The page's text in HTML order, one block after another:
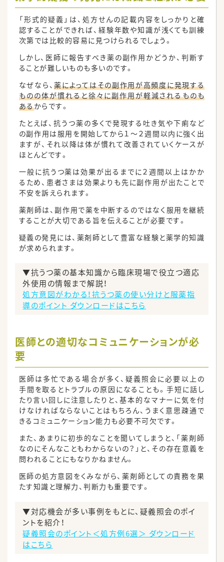
「形式的疑義」は、処方せんの記載内容をしっかりと確
認することができれば、経験年数や知識が浅くても訓練
次第では比較的容易に見つけられるでしょう。
しかし、医師に報告すべき薬の副作用かどうか、判断す
ることが難しいものも多いのです。
なぜなら、薬によってはその副作用が高頻度に発現する
ものの体が慣れると徐々に副作用が軽減されるものも
あるからです。
たとえば、抗うつ薬の多くで発現する吐き気や下痢など
の副作用は服用を開始してから１〜２週間以内に強く出
ますが、それ以降は体が慣れて改善されていくケースが
ほとんどです。
一般に抗うつ薬は効果が出るまでに２週間以上はかか
るため、患者さまは効果よりも先に副作用が出たことで
不安を訴えられます。
薬剤師は、副作用で薬を中断するのではなく服用を継続
することが大切である旨を伝えることが必要です。
疑義の発見には、薬剤師として豊富な経験と薬学的知識
が求められます。
▼抗うつ薬の基本知識から臨床現場で役立つ適応
外使用の情報まで解説！
処方意図がわかる！抗うつ薬の使い分けと服薬指
導のポイント ダウンロードはこちら
医師との適切なコミュニケーションが必
要
医師は多忙である場合が多く、疑義照会に必要以上の
手間を取るとトラブルの原因になることも。手短に話し
たり言い回しに注意したりと、基本的なマナーに気を付
けなければならないことはもちろん、うまく意思疎通で
きるコミュニケーション能力も必要不可欠です。
また、あまりに初歩的なことを聞いてしまうと、「薬剤師
なのにそんなこともわからないの？」と、その存在意義を
問われることにもなりかねません。
医師の処方意図をくみながら、薬剤師としての責務を果
たす知識と理解力、判断力も重要です。
▼対応機会が多い事例をもとに、疑義照会のポイ
ントを紹介！
疑義照会のポイント＜処方例6選＞ ダウンロード
はこちら